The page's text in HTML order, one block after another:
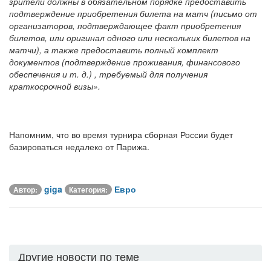
подтверждение приобретения билета на матч (письмо от
организаторов, подтверждающее факт приобретения
билетов, или оригинал одного или нескольких билетов на
матчи), а также предоставить полный комплект
документов (подтверждение проживания, финансового
обеспечения и т. д.) , требуемый для получения
краткосрочной визы».
Напомним, что во время турнира сборная России будет
базироваться недалеко от Парижа.
Автор: giga Категория: Евро
Другие новости по теме